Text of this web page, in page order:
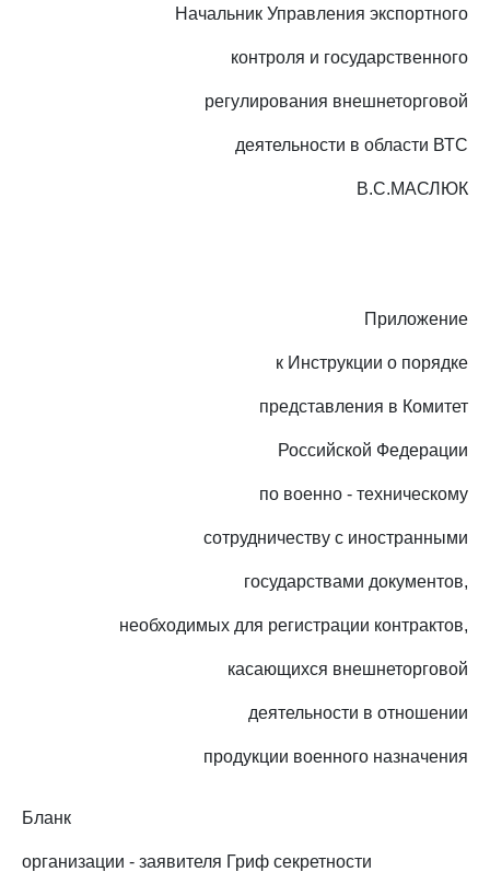
Начальник Управления экспортного
контроля и государственного
регулирования внешнеторговой
деятельности в области ВТС
В.С.МАСЛЮК
Приложение
к Инструкции о порядке
представления в Комитет
Российской Федерации
по военно - техническому
сотрудничеству с иностранными
государствами документов,
необходимых для регистрации контрактов,
касающихся внешнеторговой
деятельности в отношении
продукции военного назначения
Бланк
организации - заявителя Гриф секретности